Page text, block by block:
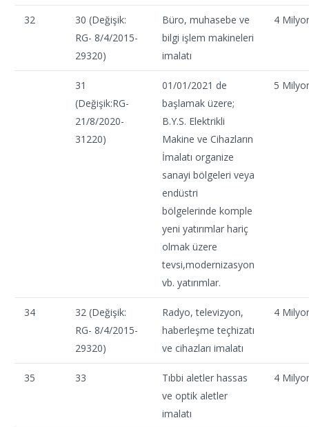
32
30 (Değişik:
RG- 8/4/2015-
29320)
Büro, muhasebe ve
bilgi işlem makineleri
imalatı
4
31
(Değişik:RG-
21/8/2020-
31220)
01/01/2021 de
başlamak üzere;
B.Y.S. Elektrikli
Makine ve Cihazların
İmalatı organize
sanayi bölgeleri veya
endüstri
bölgelerinde komple
yeni yatırımlar hariç
olmak üzere
tevsi,modernizasyon
vb. yatırımlar.
5
34
32 (Değişik:
RG- 8/4/2015-
29320)
Radyo, televizyon,
haberleşme teçhizatı
ve cihazları imalatı
4
35 33
Tıbbi aletler hassas
ve optik aletler
imalatı
4